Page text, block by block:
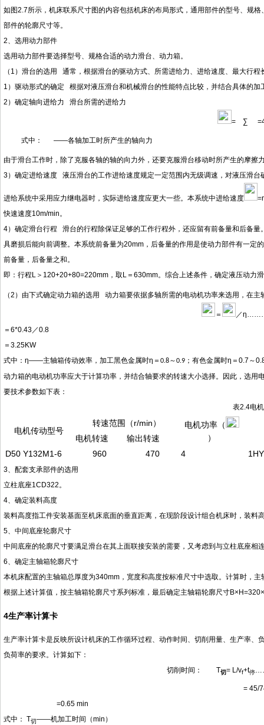
如图2.7所示，机床联系尺寸图的内容包括机床的布局形式，通用部件的型号、规
部件的轮廓尺寸等。
2、选用动力部件
选用动力部件要选择型号、规格合适的动力滑台、动力箱。
（ 1）滑台的选用 通常，根据滑台的驱动方式、所需进给力、进给速度、最大行程
1）驱动形式的确定 根据对液压滑台和机械滑台的性能特点比较，并结合具体的加
2）确定轴向进给力 滑台所需的进给力
= ∑
式中： ——各轴加工时所产生的轴向力
由于滑台工作时，除了克服各轴的轴的向力外，还要克服滑台移动时所产生的摩擦
3）确定进给速度 液压滑台的工作进给速度规定一定范围内无级调速，对液压滑
进给系统中采用应力继电器时，实际进给速度应更大一些。本系统中进给速度
快速速度10m/min。
4）确定滑台行程 滑台的行程除保证足够的工作行程外，还应留有前备量和后备
具磨损后能向前调整。本系统前备量为20mm，后备量的作用是使动力部件有一
前备量，后备量之和。
即：行程 L＞ 120+20+80=220mm，取 L＝ 630mm。综合上述条件，确定液压动力
（2）由下式确定动力箱的选用 动力箱要依据多轴所需的电动机功率来选用，在主
＝ ／
＝ 6*0.43／0.8
＝ 3.25KW
式中： η——主轴箱传动效率，加工黑色金属时η ＝ 0.8～0.9；有色金属时η＝0.7 ～
动力箱的电动机功率应大于计算功率，并结合轴要求的转速大小选择。因此，选用
要技术参数如下表：
表2.4电
电机传动型号
转速范围（r/min）
电机功率（
）
电机转速
输出转速
D50 Y132M1-6
960 470 4
3、配套支承部件的选用
立柱底座1CD322。
4、确定装料高度
装料高度指工件安装基面至机床底面的垂直距离，在现阶段设计组合机床时，装料
5、中间底座轮廓尺寸
中间底座的轮廓尺寸要满足滑台在其上面联接安装的需要，又考虑到与立柱底座相
6、确定主轴箱轮廓尺寸
本机床配置的主轴箱总厚度为340mm，宽度和高度按标准尺寸中选取。计算时，
根据上述计算值，按主轴箱轮廓尺寸系列标准，最后确定主轴箱轮廓尺寸
4生产率计算卡
生产率计算卡是反映所设计机床的工作循环过程、动作时间、切削用量、生产率
负荷率的要求。计算如下：
切削时间：
T切= L/vf+t停
= 45/
=0.65 min
式中： T切——机加工时间 （min ）